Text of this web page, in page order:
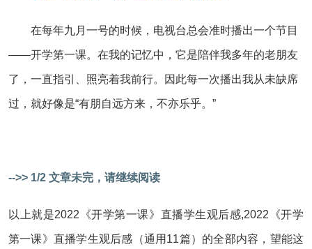
在每年九月一号的时候，电视台总会准时播出一个节目
——开学第一课。在我的记忆中，它是陪伴我多年的老朋友
了，一直指引、照亮着我前行。因此每一次播出我从未缺席
过，就好像是“有朋自远方来，不亦乐乎。”
-->> 1/2 文章未完，请继续阅读
以上就是2022《开学第一课》直播学生观后感,2022《开学
第一课》直播学生观后感（通用11篇）的全部内容，望能这